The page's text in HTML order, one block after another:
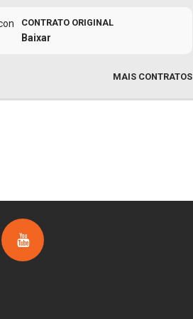
CONTRATO ORIGINAL
Baixar
MAIS CONTRATOS